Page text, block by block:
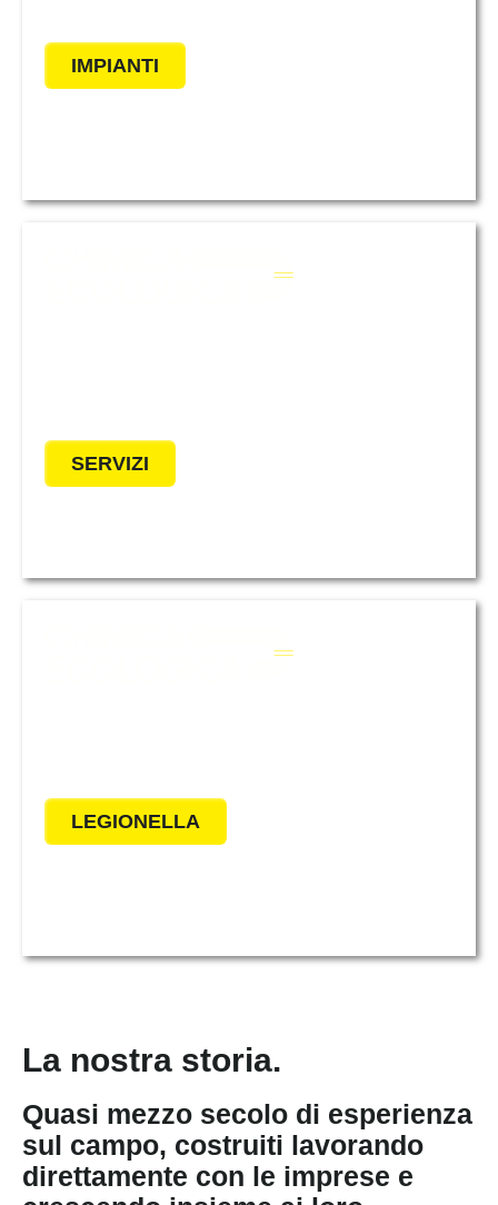
IMPIANTI
SERVIZI
LEGIONELLA
La nostra storia.
Quasi mezzo secolo di esperienza
sul campo, costruiti lavorando
direttamente con le imprese e